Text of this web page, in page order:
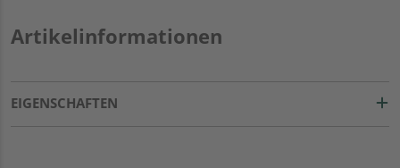
Artikelinformationen
EIGENSCHAFTEN